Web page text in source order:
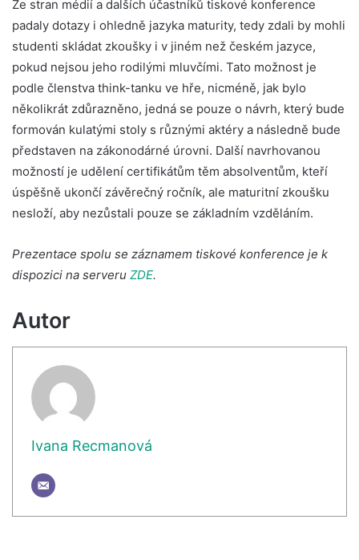
Ze stran médií a dalších účastníků tiskové konference
padaly dotazy i ohledně jazyka maturity, tedy zdali by mohli
studenti skládat zkoušky i v jiném než českém jazyce,
pokud nejsou jeho rodilými mluvčími. Tato možnost je
podle členstva think-tanku ve hře, nicméně, jak bylo
několikrát zdůrazněno, jedná se pouze o návrh, který bude
formován kulatými stoly s různými aktéry a následně bude
představen na zákonodárné úrovni. Další navrhovanou
možností je udělení certifikátům těm absolventům, kteří
úspěšně ukončí závěrečný ročník, ale maturitní zkoušku
nesloží, aby nezůstali pouze se základním vzděláním.
Prezentace spolu se záznamem tiskové konference je k
dispozici na serveru ZDE.
Autor
Ivana Recmanová